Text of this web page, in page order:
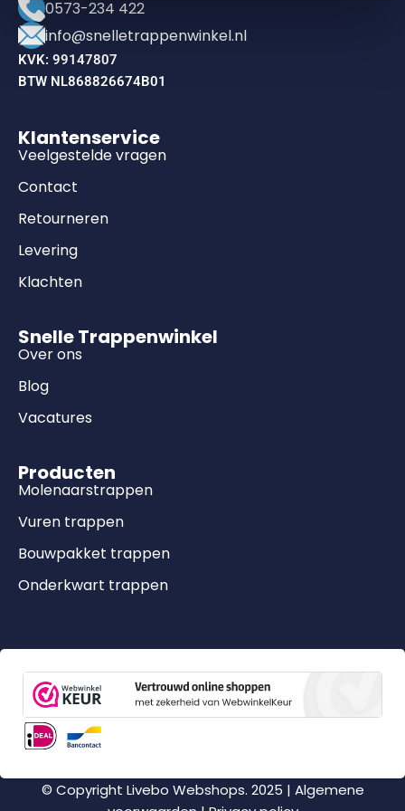
0573-234 422
info@snelletrappenwinkel.nl
KVK: 99147807
BTW NL868826674B01
Klantenservice
Veelgestelde vragen
Contact
Retourneren
Levering
Klachten
Snelle Trappenwinkel
Over ons
Blog
Vacatures
Producten
Molenaarstrappen
Vuren trappen
Bouwpakket trappen
Onderkwart trappen
© Copyright Livebo Webshops. 2025 | Algemene